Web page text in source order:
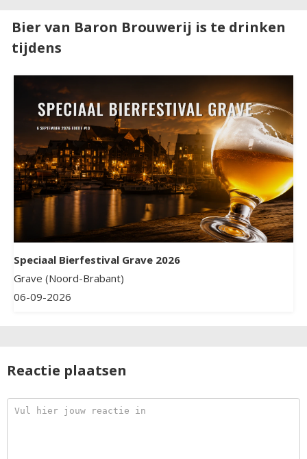
Bier van Baron Brouwerij is te drinken
tijdens
Speciaal Bierfestival Grave 2026
Grave (Noord-Brabant)
06-09-2026
Reactie plaatsen